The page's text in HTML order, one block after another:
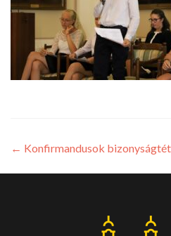
← Konfirmandusok